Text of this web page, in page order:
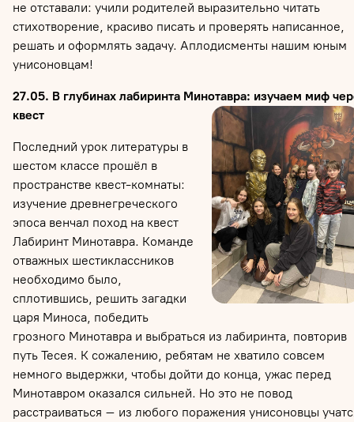
не отставали: учили родителей выразительно читать
стихотворение, красиво писать и проверять написанное,
решать и оформлять задачу. Аплодисменты нашим юным
унисоновцам!
27.05. В глубинах лабиринта Минотавра: изучаем миф
квест
Последний урок литературы в
шестом классе прошёл в
пространстве квест-комнаты:
изучение древнегреческого
эпоса венчал поход на квест
Лабиринт Минотавра. Команде
отважных шестиклассников
необходимо было,
сплотившись, решить загадки
царя Миноса, победить
грозного Минотавра и выбраться из лабиринта, повторив
путь Тесея. К сожалению, ребятам не хватило совсем
немного выдержки, чтобы дойти до конца, ужас перед
Минотавром оказался сильней. Но это не повод
расстраиваться – из любого поражения унисоновцы